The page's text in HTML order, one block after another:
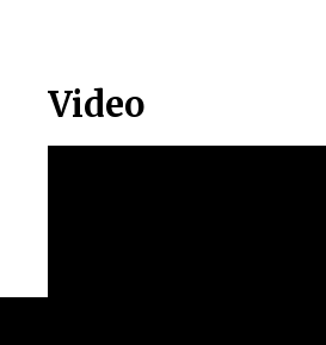
Video